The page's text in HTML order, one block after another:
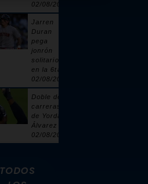
02/08/2026
Jarren
Duran
pega
jonrón
solitario
en la 6ta |
02/08/2026
Doble de 2
carreras
de Yordan
Álvarez |
02/08/2026
TODOS